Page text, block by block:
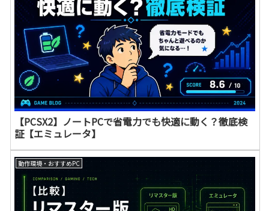
【PCSX2】ノートPCで省電力でも快適に動く？徹底検
証【エミュレータ】
動作環境・おすすめPC